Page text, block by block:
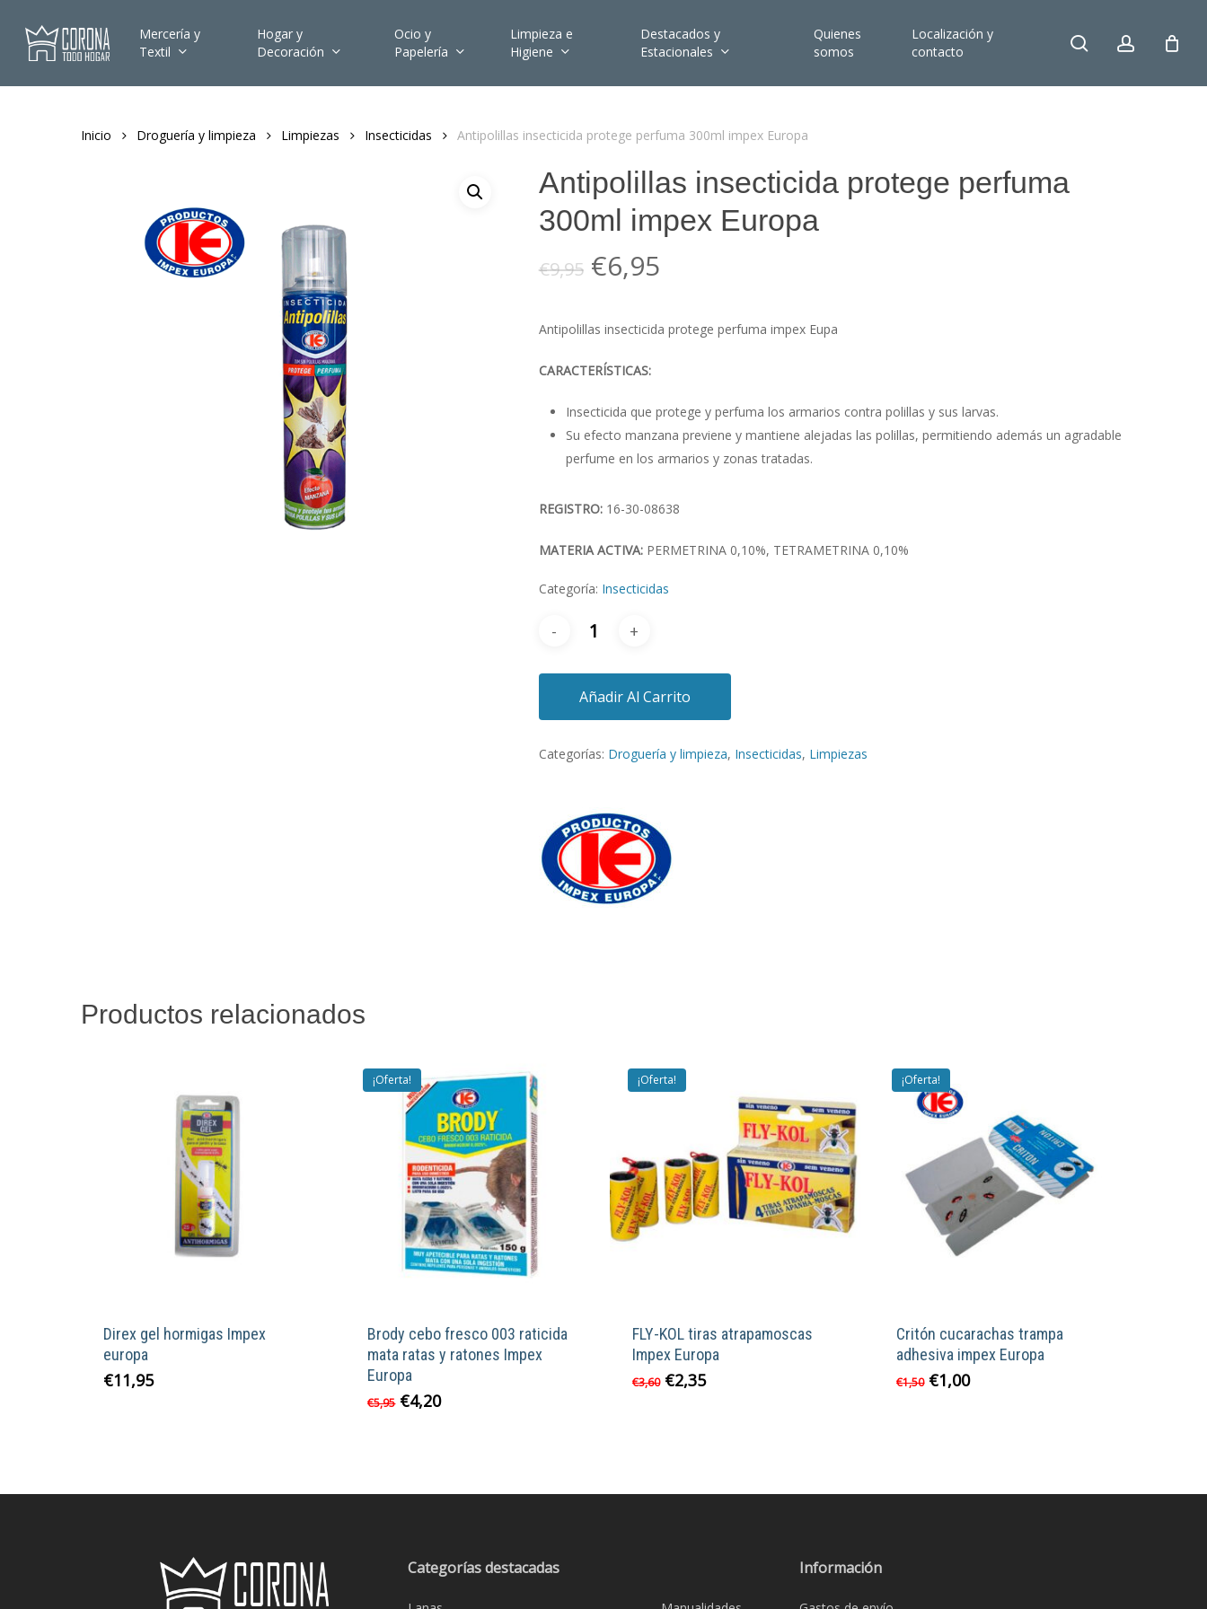
Mercería y
Textil
Hogar y
Decoración
Ocio y
Papelería
Limpieza e
Higiene
Destacados y
Estacionales
Quienes
somos
Localización y
contacto
search account
Inicio Droguería y limpieza Limpiezas Insecticidas Antipolillas insecticida protege perfuma 300ml impex Europa
Antipolillas insecticida protege perfuma
300ml impex Europa
€9,95 El
precio
original
era:
€9,95.
€6,95El
actual
es:
Antipolillas insecticida protege perfuma impex Eupa
CARACTERÍSTICAS:
Insecticida que protege y perfuma los armarios contra polillas y sus larvas.
Su efecto manzana previene y mantiene alejadas las polillas, permitiendo además un agradable
perfume en los armarios y zonas tratadas.
REGISTRO:16-30-08638
MATERIA ACTIVA:PERMETRINA 0,10%, TETRAMETRINA 0,10%
Categoría: Insecticidas
Añadir Al Carrito
Categorías: Droguería y limpieza, Insecticidas, Limpiezas
Productos relacionados
Direx gel hormigas Impex
europa
€11,95
¡Oferta!
Brody cebo fresco 003 raticida
mata ratas y ratones Impex
Europa
€5,95 El
€4,20El
¡Oferta!
FLY-KOL tiras atrapamoscas
Impex Europa
€3,60 El
€2,35El
¡Oferta!
Critón cucarachas trampa
adhesiva impex Europa
€1,50 El
€1,00El
Categorías destacadas Información